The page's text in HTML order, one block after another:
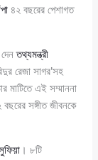
৪২ বছরের পেশাগত
দেনতথ্যমন্ত্রী
রেজা সাগর’সহ
মাটিতে এই সম্মাননা
সঙ্গীত জীবনকে
। ৮টি